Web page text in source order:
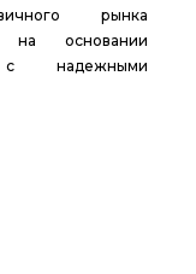
рынка
основании
с надежными